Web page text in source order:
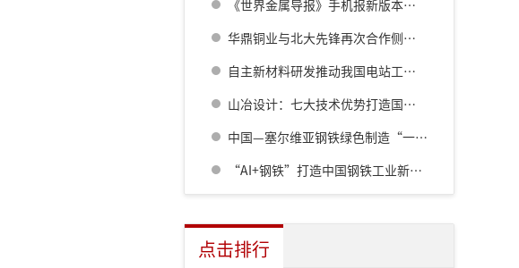
《世界金属导报》手机报新版本发布，免费下载，免费看
华鼎铜业与北大先锋再次合作侧吹炉配套6000立方制氧项目
自主新材料研发推动我国电站工程引领发展
山冶设计：七大技术优势打造国际先进焦炉
中国—塞尔维亚钢铁绿色制造“一带一路”联合实验室揭牌仪式举行
“AI+钢铁”打造中国钢铁工业新质生产力
点击排行